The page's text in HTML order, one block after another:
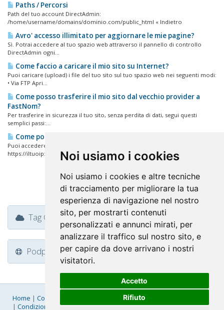
Noi usiamo i cookies
Noi usiamo i cookies e altre tecniche
di tracciamento per migliorare la tua
esperienza di navigazione nel nostro
sito, per mostrarti contenuti
personalizzati e annunci mirati, per
analizzare il traffico sul nostro sito, e
per capire da dove arrivano i nostri
visitatori.
Accetto
Rifiuto
Paths / Percorsi
Path del tuo account DirectAdmin:
/home/username/domains/dominio.com/public_html « Indietro
Avro' accesso illimitato per aggiornare le mie pagine?
Sì. Potrai accedere al tuo spazio web attraverso il pannello di controllo
DirectAdmin ogni...
Come faccio a caricare il mio sito su Internet?
Puoi caricare (upload) i file del tuo sito sul tuo spazio web nei seguenti modi:
• Via FTP Apri...
Come posso trasferire il mio sito dal vecchio provider a
FastNom?
Per trasferire in sicurezza il tuo sito, senza perdita di dati, segui questi
semplici passi:...
Come posso accedere al mio pannello di controllo?
Puoi accedere al tuo pannello di controllo DirectAdmin nei seguenti modi:
https://iltuoip:2087...
Tag Cloud
Podpora
Home | Company Pagamenti
| Condizioni Generali|Fatturazione Elettronica|Mappa